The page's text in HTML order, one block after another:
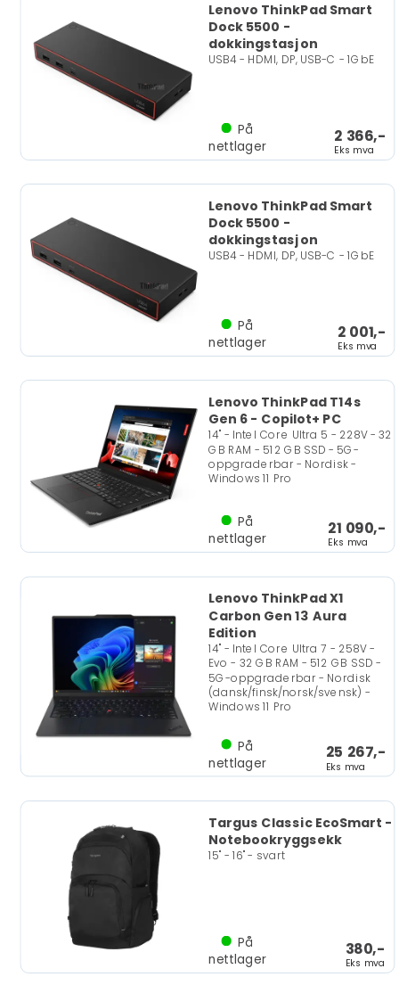
Lenovo ThinkPad Smart
Dock 5500 -
dokkingstasjon
USB4 - HDMI, DP, USB-C - 1GbE
2 366,-
Eks mva
På
nettlager
Lenovo ThinkPad Smart
Dock 5500 -
dokkingstasjon
USB4 - HDMI, DP, USB-C - 1GbE
2 001,-
Eks mva
På
nettlager
Lenovo ThinkPad T14s
Gen 6 - Copilot+ PC
14" - Intel Core Ultra 5 - 228V - 32
GB RAM - 512 GB SSD - 5G-
oppgraderbar - Nordisk -
Windows 11 Pro
21 090,-
Eks mva
På
nettlager
Lenovo ThinkPad X1
Carbon Gen 13 Aura
Edition
14" - Intel Core Ultra 7 - 258V -
Evo - 32 GB RAM - 512 GB SSD -
5G-oppgraderbar - Nordisk
(dansk/finsk/norsk/svensk) -
Windows 11 Pro
25 267,-
Eks mva
På
nettlager
Targus Classic EcoSmart -
Notebookryggsekk
15" - 16" - svart
380,-
Eks mva
På
nettlager